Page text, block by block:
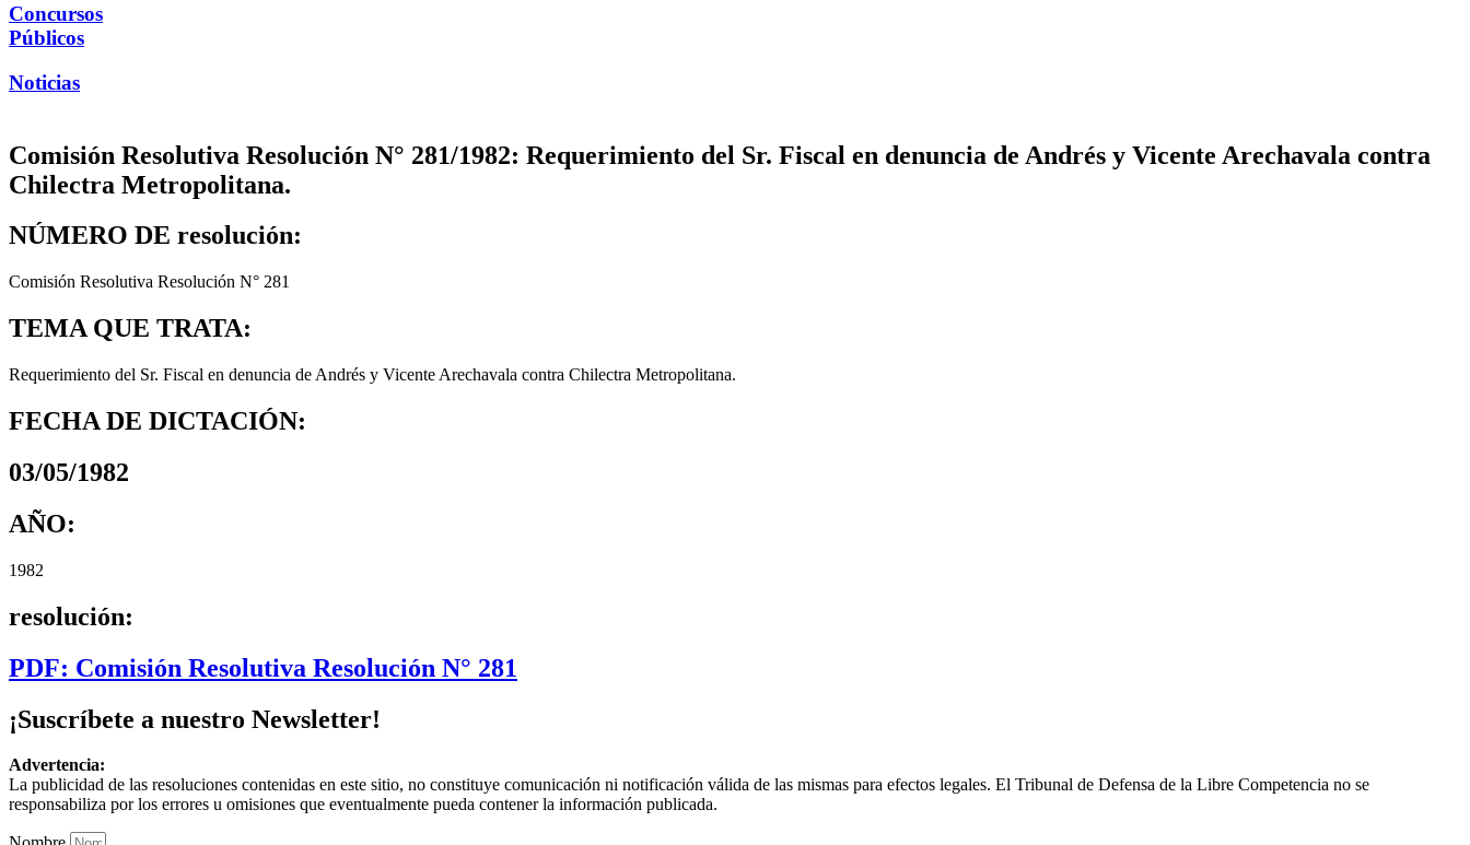
Concursos
Públicos
Noticias
Comisión Resolutiva Resolución N° 281/1982: Requerimiento del Sr. Fiscal en denuncia de Andrés y Vicente Arechavala contra
Chilectra Metropolitana.
NÚMERO DE resolución:
Comisión Resolutiva Resolución N° 281
TEMA QUE TRATA:
Requerimiento del Sr. Fiscal en denuncia de Andrés y Vicente Arechavala contra Chilectra Metropolitana.
FECHA DE DICTACIÓN:
03/05/1982
AÑO:
1982
resolución:
PDF: Comisión Resolutiva Resolución N° 281
¡Suscríbete a nuestro Newsletter!
Advertencia:
La publicidad de las resoluciones contenidas en este sitio, no constituye comunicación ni notificación válida de las mismas para efectos legales. El Tribunal de Defensa de la Libre Competencia no se
responsabiliza por los errores u omisiones que eventualmente pueda contener la información publicada.